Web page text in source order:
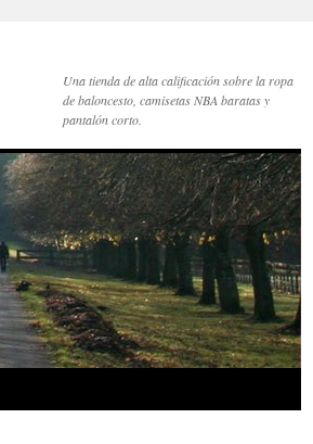
Una tienda de alta calificación sobre la ropa
de baloncesto, camisetas NBA baratas y
pantalón corto.